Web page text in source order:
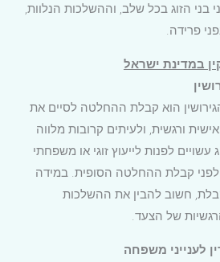
בני הזוג בכל שלב, וההשלכות הנלוות,
פרידה.
במדינת ישראל
הוא קבלת ההחלטה לסיים את
ורגשית, ולעיתים קרובות מלווה
עשויים לפנות לייעוץ זוגי או משפחתי
קבלת ההחלטה הסופית. במידה
חשוב להבין את ההשלכות
של הצעד.